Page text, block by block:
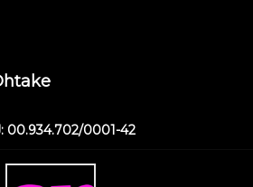
00.934.702/0001-42